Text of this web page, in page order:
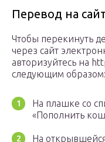
Перевод на
Чтобы перекинуть
через сайт
авторизуйтесь на
следующим образом:
На плашке со
«Пополнить
На